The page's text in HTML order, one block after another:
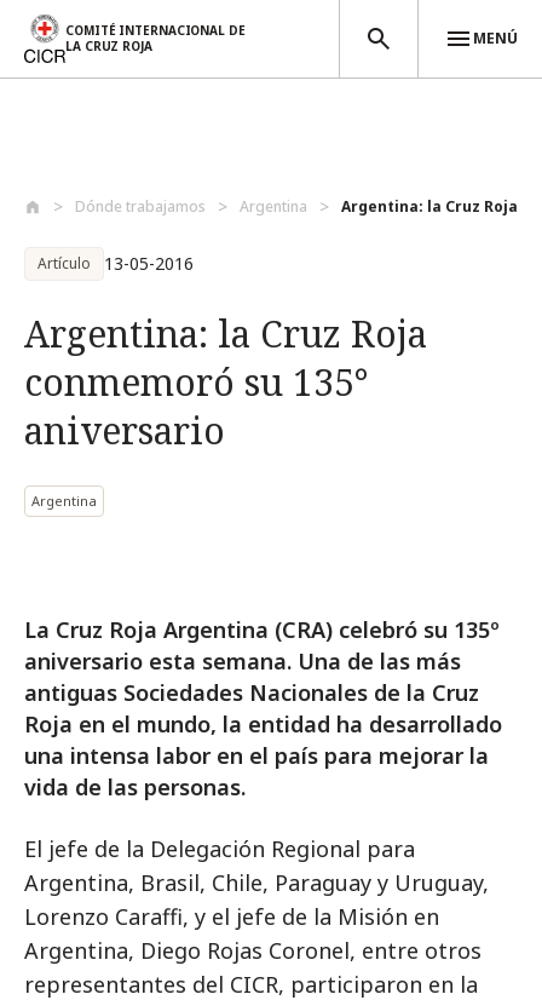
COMITÉ INTERNACIONAL DE
LA CRUZ ROJA
MENÚ
Dónde trabajamos Argentina Argentina: la Cruz Roja
Artículo 13-05-2016
Argentina: la Cruz Roja
conmemoró su 135°
aniversario
Argentina
La Cruz Roja Argentina (CRA) celebró su 135º
aniversario esta semana. Una de las más
antiguas Sociedades Nacionales de la Cruz
Roja en el mundo, la entidad ha desarrollado
una intensa labor en el país para mejorar la
vida de las personas.
El jefe de la Delegación Regional para
Argentina, Brasil, Chile, Paraguay y Uruguay,
Lorenzo Caraffi, y el jefe de la Misión en
Argentina, Diego Rojas Coronel, entre otros
representantes del CICR, participaron en la